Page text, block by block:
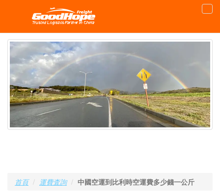
首頁 運費査詢 中國空運到比利時空運費多少錢一公斤